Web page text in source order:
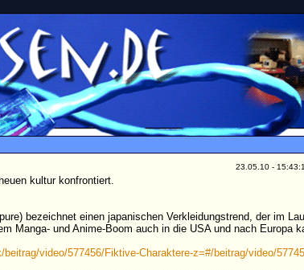
23.05.10 -
kultur konfrontiert.
bezeichnet einen japanischen Verkleidungstrend, der im
Manga- und Anime-Boom auch in die USA und nach Europa
video/577456/Fiktive-Charaktere-z=#/beitrag/video/